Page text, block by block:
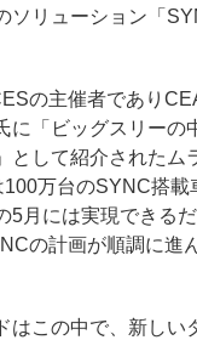
ソリューション「
の主催者であり
に「ビッグスリーの
として紹介されたム
万台のSYNC搭載
5月には実現できる
の計画が順調に進
この中で、新しい